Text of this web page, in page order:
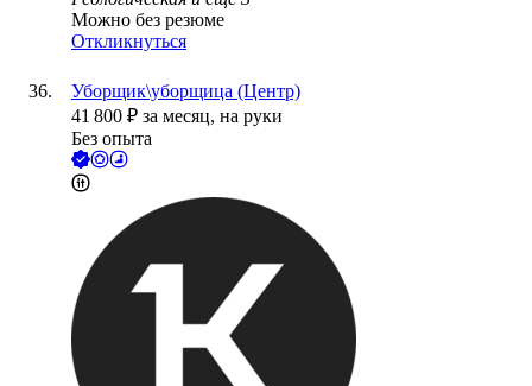
Можно без резюме
Откликнуться
Уборщик\уборщица (Центр)
41 800 ₽ за месяц, на руки
Без опыта